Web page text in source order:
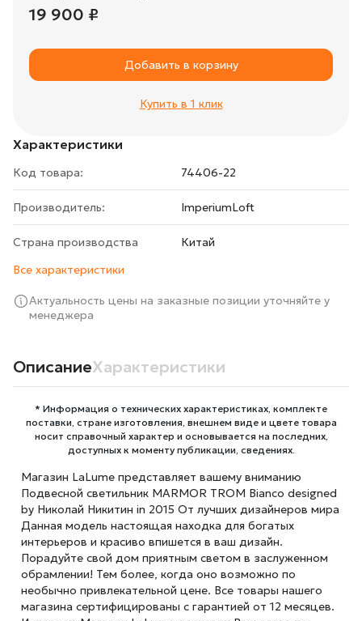
Характеристики
Код товара: 74406-22
Производитель: ImperiumLoft
Страна производства
Китай
Все характеристики
Актуальность цены на заказные позиции уточняйте у
менеджера
19 900 ₽
Добавить в корзину
Купить в 1 клик
ОписаниеХарактеристики
* Информация о технических характеристиках, комплекте
поставки, стране изготовления, внешнем виде и цвете товара
носит справочный характер и основывается на последних,
доступных к моменту публикации, сведениях.
Магазин LaLume представляет вашему вниманию
Подвесной светильник MARMOR TROM Bianco designed
by Николай Никитин in 2015 От лучших дизайнеров мира
Данная модель настоящая находка для богатых
интерьеров и красиво впишется в ваш дизайн.
Порадуйте свой дом приятным светом в заслуженном
обрамлении! Тем более, когда оно возможно по
необычно привлекательной цене. Все товары нашего
магазина сертифицированы с гарантией от 12 месяцев.